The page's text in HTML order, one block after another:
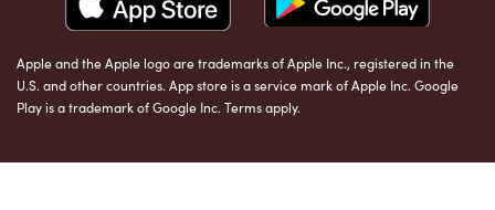
Apple and the Apple logo are trademarks of Apple Inc., registered in the
U.S. and other countries. App store is a service mark of Apple Inc. Google
Play is a trademark of Google Inc. Terms apply.